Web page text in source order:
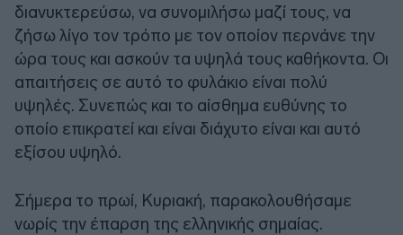
διανυκτερεύσω, να συνομιλήσω μαζί τους, να
ζήσω λίγο τον τρόπο με τον οποίον περνάνε την
ώρα τους και ασκούν τα υψηλά τους καθήκοντα. Οι
απαιτήσεις σε αυτό το φυλάκιο είναι πολύ
υψηλές. Συνεπώς και το αίσθημα ευθύνης το
οποίο επικρατεί και είναι διάχυτο είναι και αυτό
εξίσου υψηλό.
Σήμερα το πρωί, Κυριακή, παρακολουθήσαμε
νωρίς την έπαρση της ελληνικής σημαίας.